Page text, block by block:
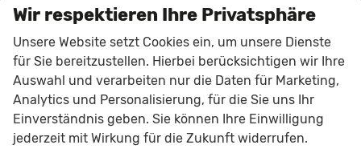
Kraftstoff Benzin Außenfarbe Rauchgrau Metallic (5W)
85 kW (116 PS)
01.06.2026
30.593,– €
incl. 19% MwSt.
Details
Verbrauch kombiniert:5,90 l/100km
2 -Klasse: D
CO -Emissionen:134,00 g/km
Wir respektieren Ihre Privatsphäre
Unsere Website setzt Cookies ein, um unsere Dienste
für Sie bereitzustellen. Hierbei berücksichtigen wir Ihre
Auswahl und verarbeiten nur die Daten für Marketing,
Analytics und Personalisierung, für die Sie uns Ihr
Einverständnis geben. Sie können Ihre Einwilligung
jederzeit mit Wirkung für die Zukunft widerrufen.